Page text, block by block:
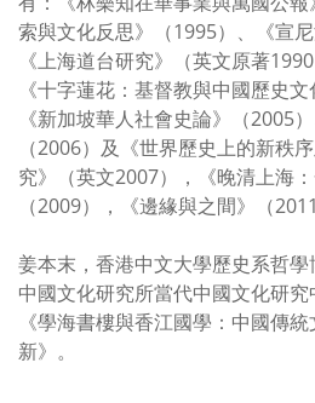
索與文化反思》（1995）、《宣尼
《上海道台研究》（英文原著
《十字蓮花：基督教與中國歷史文
《新加坡華人社會史論》（2005
（2006）及《世界歷史上的新秩
究》（英文2007），《晚清上海
（2009），《邊緣與之間》（2011
姜本末，香港中文大學歷史系哲
中國文化研究所當代中國文化研
《學海書樓與香江國學：中國傳
新》。